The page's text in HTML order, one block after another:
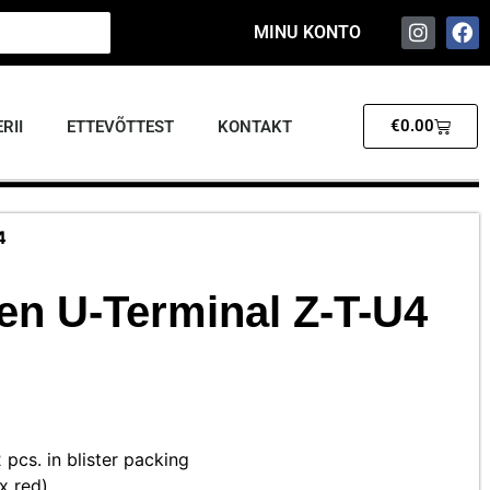
MINU KONTO
ETTEVÕTTEST KONTAKT €0.00
U-Terminal Z-T-U4
pcs. in blister packing
red)